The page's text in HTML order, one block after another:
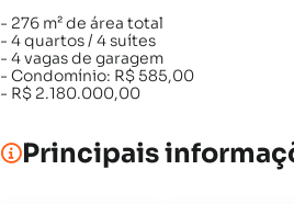
- 276 m² de área total
- 4 quartos / 4 suítes
- 4 vagas de garagem
- Condomínio: R$ 585,00
- R$ 2.180.000,00
Principais